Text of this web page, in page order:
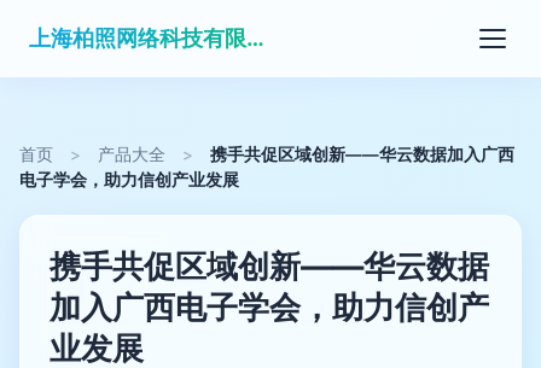
上海柏照网络科技有限公司
首页 > 产品大全 >
携手共促区域创新——华云数据加入广西
电子学会，助力信创产业发展
携手共促区域创新——华云数据
加入广西电子学会，助力信创产
业发展